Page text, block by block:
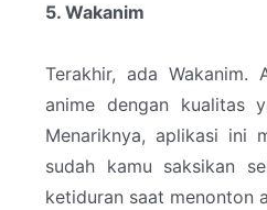
5. Wakanim
Terakhir, ada Wakanim.
anime dengan kualitas
Menariknya, aplikasi ini
sudah kamu saksikan
ketiduran saat menonton